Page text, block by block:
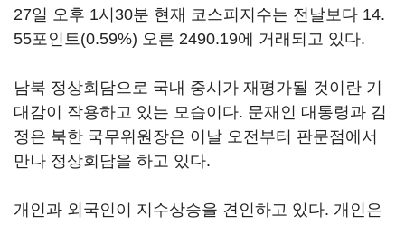
27일 오후 1시30분 현재 코스피지수는 전날보다 14.
55포인트(0.59%) 오른 2490.19에 거래되고 있다.
남북 정상회담으로 국내 중시가 재평가될 것이란 기
대감이 작용하고 있는 모습이다. 문재인 대통령과 김
정은 북한 국무위원장은 이날 오전부터 판문점에서
만나 정상회담을 하고 있다.
개인과 외국인이 지수상승을 견인하고 있다. 개인은